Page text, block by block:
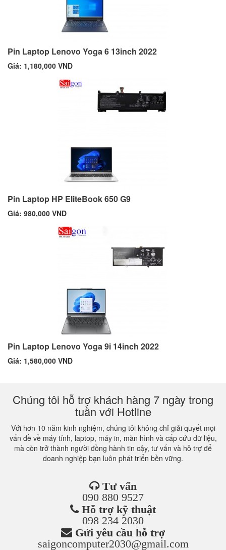
Pin Laptop Lenovo Yoga 6 13inch 2022
Giá: 1,180,000 VND
Pin Laptop HP EliteBook 650 G9
Giá: 980,000 VND
Pin Laptop Lenovo Yoga 9i 14inch 2022
Giá: 1,580,000 VND
Chúng tôi hỗ trợ khách hàng 7 ngày trong
tuần với Hotline
Với hơn 10 năm kinh nghiệm, chúng tôi không chỉ giải quyết mọi
vấn đề về máy tính, laptop, máy in, màn hình và cấp cứu dữ liệu,
mà còn trở thành người đồng hành tin cậy, tư vấn và hỗ trợ để
doanh nghiệp bạn luôn phát triển bền vững.
Tư vấn
090 880 9527
Hỗ trợ kỹ thuật
098 234 2030
Gửi yêu cầu hỗ trợ
saigoncomputer2030@gmail.com